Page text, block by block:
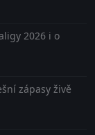
2026 i o
zápasy živě